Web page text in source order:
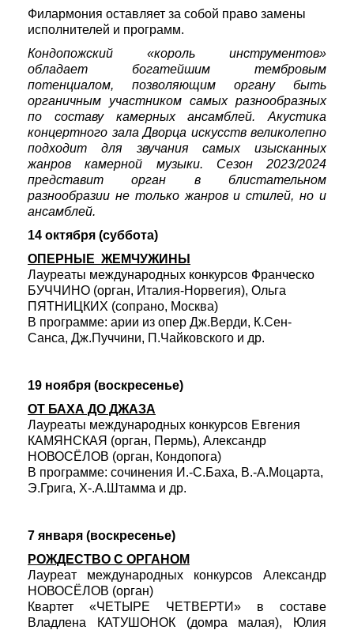
Филармония оставляет за собой право замены
исполнителей и программ.
Кондопожский «король инструментов»
обладает богатейшим тембровым
потенциалом, позволяющим органу быть
органичным участником самых разнообразных
по составу камерных ансамблей. Акустика
концертного зала Дворца искусств великолепно
подходит для звучания самых изысканных
жанров камерной музыки. Сезон 2023/2024
представит орган в блистательном
разнообразии не только жанров и стилей, но и
ансамблей.
14 октября (суббота)
ОПЕРНЫЕ ЖЕМЧУЖИНЫ
Лауреаты международных конкурсов Франческо
БУЧЧИНО (орган, Италия-Норвегия), Ольга
ПЯТНИЦКИХ (сопрано, Москва)
В программе: арии из опер Дж.Верди, К.Сен-
Санса, Дж.Пуччини, П.Чайковского и др.
19 ноября (воскресенье)
ОТ БАХА ДО ДЖАЗА
Лауреаты международных конкурсов Евгения
КАМЯНСКАЯ (орган, Пермь), Александр
НОВОСЁЛОВ (орган, Кондопога)
В программе: сочинения И.-С.Баха, В.-А.Моцарта,
Э.Грига, Х-.А.Штамма и др.
7 января (воскресенье)
РОЖДЕСТВО С ОРГАНОМ
Лауреат международных конкурсов Александр
НОВОСЁЛОВ (орган)
Квартет «ЧЕТЫРЕ ЧЕТВЕРТИ» в составе
Владлена КАТУШОНОК (домра малая), Юлия